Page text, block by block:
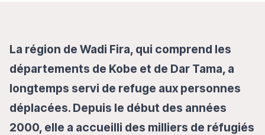
La région de Wadi Fira, qui comprend les
départements de Kobe et de Dar Tama, a
longtemps servi de refuge aux personnes
déplacées. Depuis le début des années
2000, elle a accueilli des milliers de réfugiés